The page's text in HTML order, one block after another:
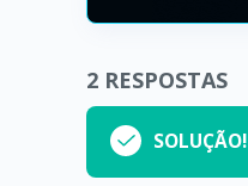
2 RESPOSTAS
SOLUÇÃO!